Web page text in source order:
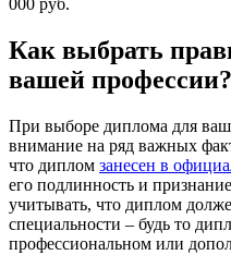
000 руб.
Как выбрать
вашей профессии?
При выборе дипломa для
внимание на ряд важных
что диплом занесен в
его подлинность и
учитывать, что диплом
специальности – будь то
профессиональном или